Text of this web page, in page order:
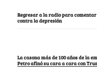
Regresar a la radio para
contra la depresión
La casona más de 100 años de la
Petro afinó su cara a cara con